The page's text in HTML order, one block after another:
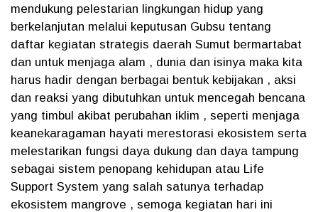
mendukung pelestarian lingkungan hidup yang
berkelanjutan melalui keputusan Gubsu tentang
daftar kegiatan strategis daerah Sumut bermartabat
dan untuk menjaga alam , dunia dan isinya maka kita
harus hadir dengan berbagai bentuk kebijakan , aksi
dan reaksi yang dibutuhkan untuk mencegah bencana
yang timbul akibat perubahan iklim , seperti menjaga
keanekaragaman hayati merestorasi ekosistem serta
melestarikan fungsi daya dukung dan daya tampung
sebagai sistem penopang kehidupan atau Life
Support System yang salah satunya terhadap
ekosistem mangrove , semoga kegiatan hari ini